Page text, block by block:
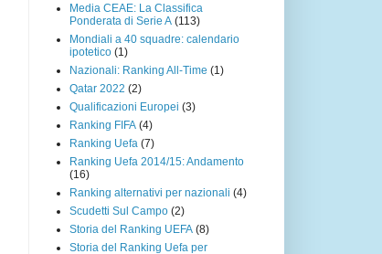
Media CEAE: La Classifica
Ponderata di Serie A (113)
Mondiali a 40 squadre: calendario
ipotetico (1)
Nazionali: Ranking All-Time (1)
Qatar 2022 (2)
Qualificazioni Europei (3)
Ranking FIFA (4)
Ranking Uefa (7)
Ranking Uefa 2014/15: Andamento
(16)
Ranking alternativi per nazionali (4)
Scudetti Sul Campo (2)
Storia del Ranking UEFA (8)
Storia del Ranking Uefa per